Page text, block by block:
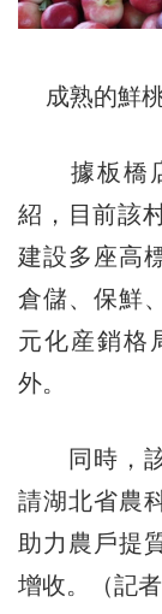
成熟的鮮
據板橋店
紹，目前該
建設多座高
倉儲、保鮮
元化産銷格
外。
同時，該
請湖北省農
助力農戶提
增收。（記